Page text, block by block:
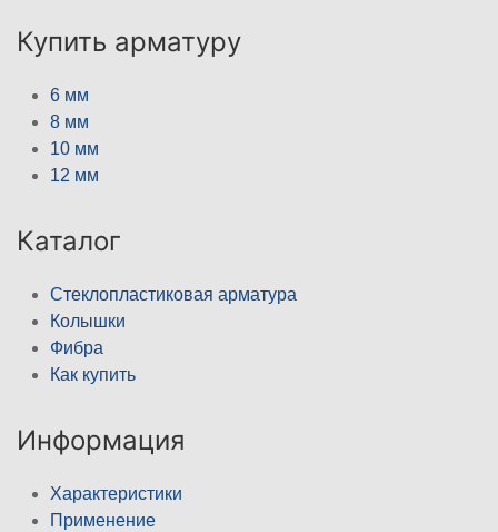
Купить арматуру
6 мм
8 мм
10 мм
12 мм
Каталог
Стеклопластиковая арматура
Колышки
Фибра
Как купить
Информация
Характеристики
Применение